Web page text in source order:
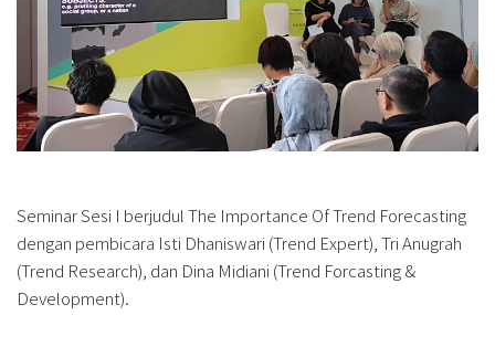
Seminar Sesi I berjudul The Importance Of Trend Forecasting
dengan pembicara Isti Dhaniswari (Trend Expert), Tri Anugrah
(Trend Research), dan Dina Midiani (Trend Forcasting &
Development).